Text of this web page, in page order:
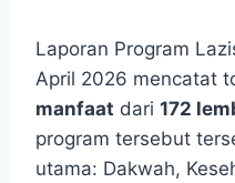
Laporan Program
April 2026 mencatat
manfaat dari 172
program tersebut
utama: Dakwah,